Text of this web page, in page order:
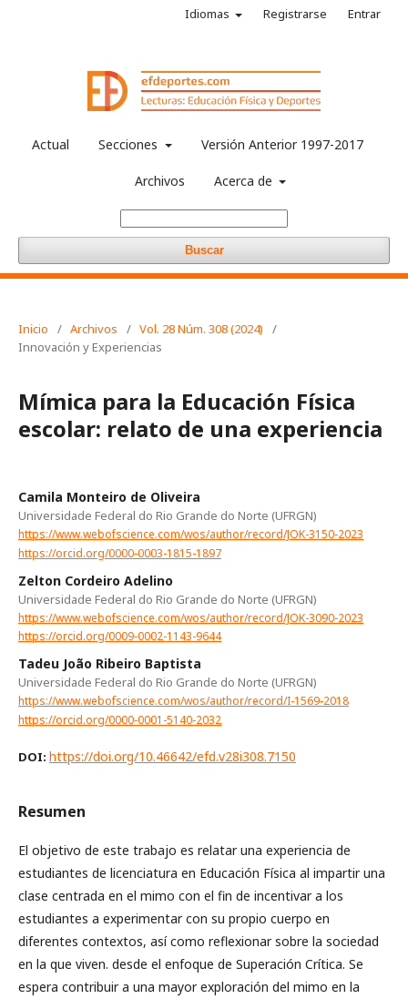
Actual Secciones Versión Anterior 1997-2017
Archivos Acerca de
Buscar
Idiomas Registrarse Entrar
Inicio / Archivos / Vol. 28 Núm. 308 (2024)
/
Innovación y Experiencias
Mímica para la Educación Física
escolar: relato de una experiencia
Camila Monteiro de Oliveira
Universidade Federal do Rio Grande do Norte (UFRGN)
https://www.webofscience.com/wos/author/record/JOK-3150-2023
https://orcid.org/0000-0003-1815-1897
Zelton Cordeiro Adelino
Universidade Federal do Rio Grande do Norte (UFRGN)
https://www.webofscience.com/wos/author/record/JOK-3090-2023
https://orcid.org/0009-0002-1143-9644
Tadeu João Ribeiro Baptista
Universidade Federal do Rio Grande do Norte (UFRGN)
https://www.webofscience.com/wos/author/record/I-1569-2018
https://orcid.org/0000-0001-5140-2032
DOI: https://doi.org/10.46642/efd.v28i308.7150
Resumen
El objetivo de este trabajo es relatar una experiencia de
estudiantes de licenciatura en Educación Física al impartir una
clase centrada en el mimo con el fin de incentivar a los
estudiantes a experimentar con su propio cuerpo en
diferentes contextos, así como reflexionar sobre la sociedad
en la que viven. desde el enfoque de Superación Crítica. Se
espera contribuir a una mayor exploración del mimo en la